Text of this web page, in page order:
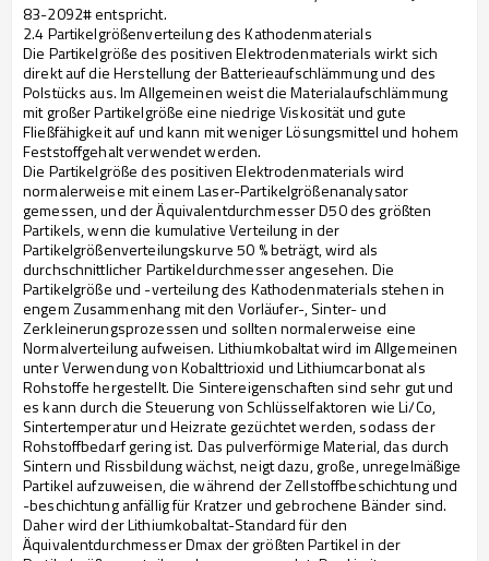
83-2092# entspricht.
2.4 Partikelgrößenverteilung des Kathodenmaterials
Die Partikelgröße des positiven Elektrodenmaterials wirkt sich
direkt auf die Herstellung der Batterieaufschlämmung und des
Polstücks aus. Im Allgemeinen weist die Materialaufschlämmung
mit großer Partikelgröße eine niedrige Viskosität und gute
Fließfähigkeit auf und kann mit weniger Lösungsmittel und hohem
Feststoffgehalt verwendet werden.
Die Partikelgröße des positiven Elektrodenmaterials wird
normalerweise mit einem Laser-Partikelgrößenanalysator
gemessen, und der Äquivalentdurchmesser D50 des größten
Partikels, wenn die kumulative Verteilung in der
Partikelgrößenverteilungskurve 50 % beträgt, wird als
durchschnittlicher Partikeldurchmesser angesehen. Die
Partikelgröße und -verteilung des Kathodenmaterials stehen in
engem Zusammenhang mit den Vorläufer-, Sinter- und
Zerkleinerungsprozessen und sollten normalerweise eine
Normalverteilung aufweisen. Lithiumkobaltat wird im Allgemeinen
unter Verwendung von Kobalttrioxid und Lithiumcarbonat als
Rohstoffe hergestellt. Die Sintereigenschaften sind sehr gut und
es kann durch die Steuerung von Schlüsselfaktoren wie Li/Co,
Sintertemperatur und Heizrate gezüchtet werden, sodass der
Rohstoffbedarf gering ist. Das pulverförmige Material, das durch
Sintern und Rissbildung wächst, neigt dazu, große, unregelmäßige
Partikel aufzuweisen, die während der Zellstoffbeschichtung und
-beschichtung anfällig für Kratzer und gebrochene Bänder sind.
Daher wird der Lithiumkobaltat-Standard für den
Äquivalentdurchmesser Dmax der größten Partikel in der